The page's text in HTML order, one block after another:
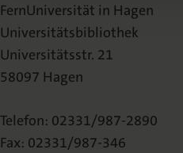
FernUniversität in Hagen
Universitätsbibliothek
Universitätsstr. 21
58097 Hagen
Telefon: 02331/987-2890
Fax: 02331/987-346